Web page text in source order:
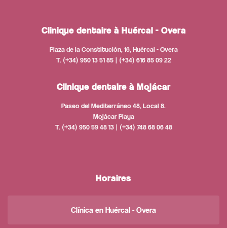
Clinique dentaire à Huércal - Overa
Plaza de la Constitución, 16, Huércal - Overa
T. (+34) 950 13 51 85 | (+34) 616 85 09 22
Clinique dentaire à Mojácar
Paseo del Mediterráneo 48, Local 8.
Mojácar Playa
T. (+34) 950 59 48 13 | (+34) 748 68 06 48
Horaires
Clínica en Huércal - Overa